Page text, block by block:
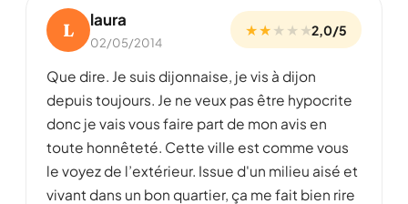
L laura
02/05/2014
★ ★★ ★ ★2,0/5
Que dire. Je suis dijonnaise, je vis à dijon
depuis toujours. Je ne veux pas être hypocrite
donc je vais vous faire part de mon avis en
toute honnêteté. Cette ville est comme vous
le voyez de l’extérieur. Issue d'un milieu aisé et
vivant dans un bon quartier, ça me fait bien rire